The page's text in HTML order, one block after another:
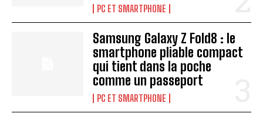
PC ET SMARTPHONE
Samsung Galaxy Z Fold8 : le
smartphone pliable compact
qui tient dans la poche
comme un passeport
PC ET SMARTPHONE